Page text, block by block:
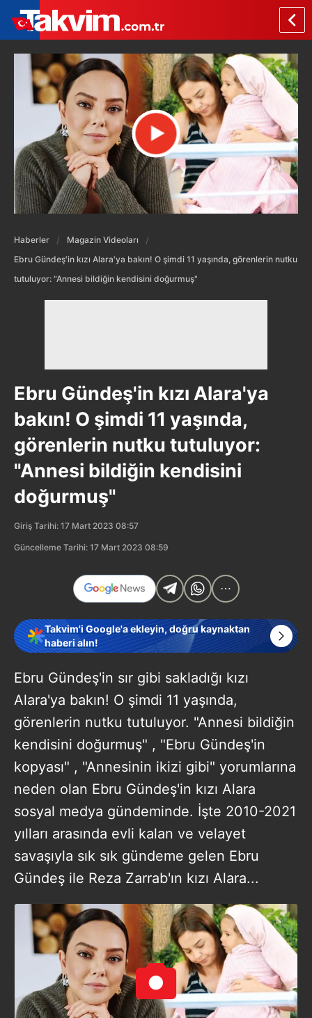
Haberler
Magazin Videoları
Ebru Gündeş'in kızı Alara'ya bakın! O şimdi 11 yaşında, görenlerin nutku
tutuluyor: "Annesi bildiğin kendisini doğurmuş"
Ebru Gündeş'in kızı Alara'ya
bakın! O şimdi 11 yaşında,
görenlerin nutku tutuluyor:
"Annesi bildiğin kendisini
doğurmuş"
Giriş Tarihi: 17 Mart 2023 08:57
Güncelleme Tarihi: 17 Mart 2023 08:59
Takvim'i Google'a ekleyin, doğru kaynaktan
haberi alın!
Ebru Gündeş'in sır gibi sakladığı kızı
Alara'ya bakın! O şimdi 11 yaşında,
görenlerin nutku tutuluyor. "Annesi bildiğin
kendisini doğurmuş" , "Ebru Gündeş'in
kopyası" , "Annesinin ikizi gibi" yorumlarına
neden olan Ebru Gündeş'in kızı Alara
sosyal medya gündeminde. İşte 2010-2021
yılları arasında evli kalan ve velayet
savaşıyla sık sık gündeme gelen Ebru
Gündeş ile Reza Zarrab'ın kızı Alara...